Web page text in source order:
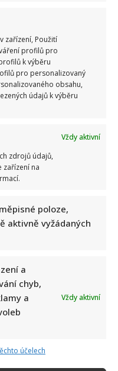
zařízení, Použití
profilů pro
k výběru
pro personalizovaný
obsahu,
údajů k výběru
Vždy aktivní
zdrojů údajů,
zařízení na
poloze,
aktivně vyžádaných
a
chyb,
a
Vždy aktivní
účelech